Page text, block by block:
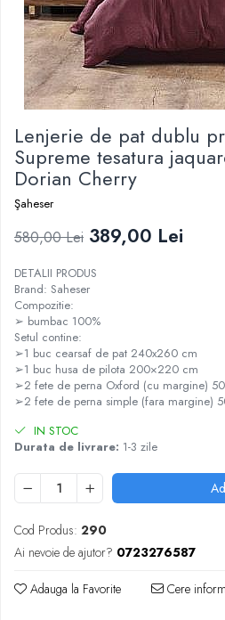
Lenjerie de pat dublu
Supreme tesatura
Dorian Cherry
Şaheser
580,00 Lei 389,00 Lei
DETALII PRODUS
Brand: Saheser
Compozitie:
➢ bumbac 100%
Setul contine:
➢1 buc cearsaf de pat 240x260 cm
➢1 buc husa de pilota 200×220 cm
➢2 fete de perna Oxford (cu margine)
➢2 fete de perna simple (fara margine)
IN STOC
Durata de livrare: 1-3 zile
Cod Produs: 290
Ai nevoie de ajutor? 0723276587
Adauga la Favorite Cere